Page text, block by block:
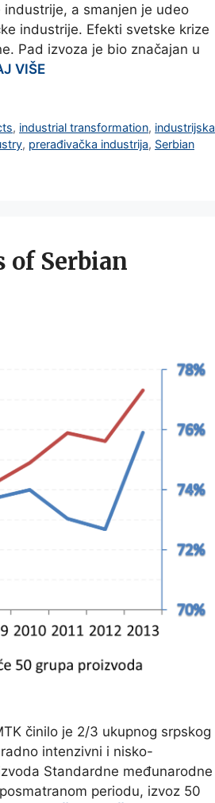
a smanjen je udeo
industrije. Efekti svetske krize
Pad izvoza je bio značajan u
VIŠE
, industrial transformation, industrijska
, prerađivačka industrija, Serbian
of Serbian
činilo je 2/3 ukupnog srpskog
intenzivni i nisko-
Standardne međunarodne
periodu, izvoz 50